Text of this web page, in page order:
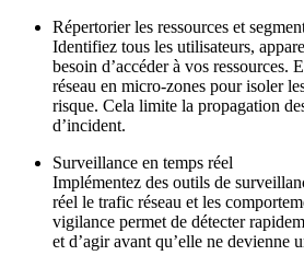
Répertorier les ressources et
Identifiez tous les utilisateurs,
besoin d’accéder à vos ressources.
réseau en micro-zones pour isoler
risque. Cela limite la propagation
d’incident.
Surveillance en temps réel
Implémentez des outils de
réel le trafic réseau et les
vigilance permet de détecter
et d’agir avant qu’elle ne devienne